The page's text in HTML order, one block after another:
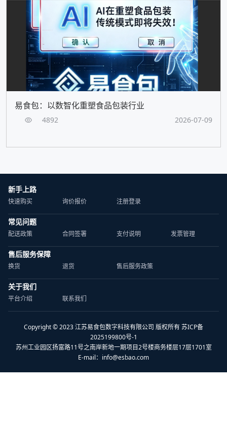
易食包：以数智化重塑食品包装行业
4892 2026-07-09
新手上路
快速购买 询价报价 注册登录
常见问题
配送政策 合同签署 支付说明 发票管理
售后服务保障
换货 退货 售后服务政策
关于我们
平台介绍 联系我们
Copyright © 2023 江苏易食包数字科技有限公司 版权所有 苏ICP备
2025199800号-1
苏州工业园区扬富路11号之南岸新地一期项目2号楼商务楼层17层1701室
E-mail： info@esbao.com